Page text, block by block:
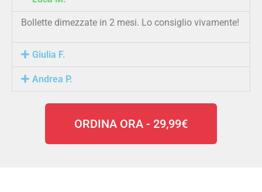
Bollette dimezzate in 2 mesi. Lo consiglio vivamente!
Giulia F.
Andrea P.
ORDINA ORA - 29,99€